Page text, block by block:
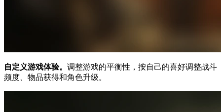
自定义游戏体验。 调整游戏的平衡性，按自己的喜好调整战斗
频度、物品获得和角色升级。